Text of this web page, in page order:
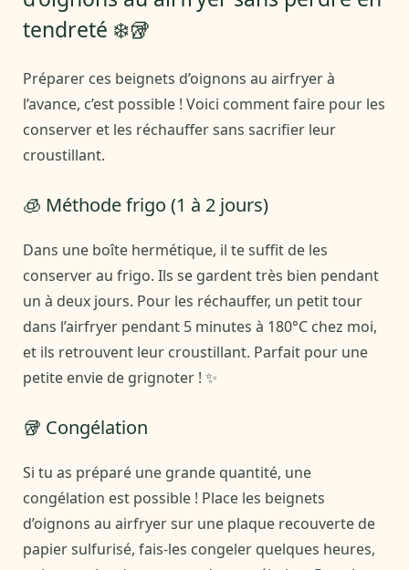
tendreté ❄️🥡
Préparer ces beignets d’oignons au airfryer à
l’avance, c’est possible ! Voici comment faire pour les
conserver et les réchauffer sans sacrifier leur
croustillant.
🧊 Méthode frigo (1 à 2 jours)
Dans une boîte hermétique, il te suffit de les
conserver au frigo. Ils se gardent très bien pendant
un à deux jours. Pour les réchauffer, un petit tour
dans l’airfryer pendant 5 minutes à 180°C chez moi,
et ils retrouvent leur croustillant. Parfait pour une
petite envie de grignoter ! ✨
🥡 Congélation
Si tu as préparé une grande quantité, une
congélation est possible ! Place les beignets
d’oignons au airfryer sur une plaque recouverte de
papier sulfurisé, fais-les congeler quelques heures,